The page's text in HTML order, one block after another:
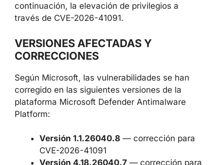
simultánea indica indirectamente su posible
uso combinado: primero la neutralización de
continuación, la elevación de privilegios a
través de CVE-2026-41091.
VERSIONES AFECTADAS Y
CORRECCIONES
Según Microsoft, las vulnerabilidades se han
plataforma Microsoft Defender Antimalware
Platform: